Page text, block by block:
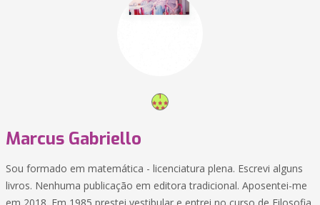
Marcus Gabriello
Sou formado em matemática - licenciatura plena. Escrevi alguns
livros. Nenhuma publicação em editora tradicional. Aposentei-me